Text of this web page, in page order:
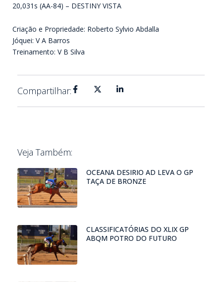
20,031s (AA-84) – DESTINY VISTA
Criação e Propriedade: Roberto Sylvio Abdalla
Jóquei: V A Barros
Treinamento: V B Silva
Compartilhar:
Veja Também:
OCEANA DESIRIO AD LEVA O GP
TAÇA DE BRONZE
CLASSIFICATÓRIAS DO XLIX GP
ABQM POTRO DO FUTURO